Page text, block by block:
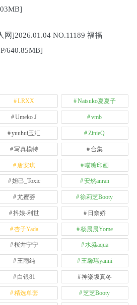
网]2026.01.04 NO.11189 福福
640.85MB]
LRXX Natsuko夏夏子
Umeko J vmb
yuuhui玉汇 ZinieQ
写真模特 合集
唐安琪 喵糖印画
妲己_Toxic 安然anran
尤蜜荟 徐莉芝Booty
抖娘-利世 日奈娇
杏子Yada 杨晨晨Yome
桜井宁宁 水淼aqua
王雨纯 王馨瑶yanni
白银81 神楽坂真冬
精选单套 芝芝Booty